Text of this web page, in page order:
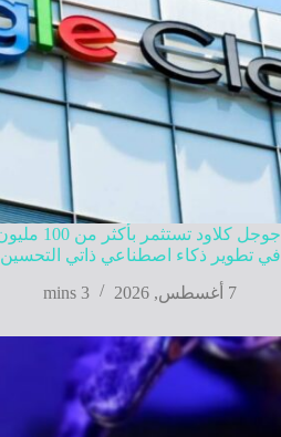
في تطوير ذكاء اصطناعي ذاتي التحسين
7 أغسطس, 2026
3 mins